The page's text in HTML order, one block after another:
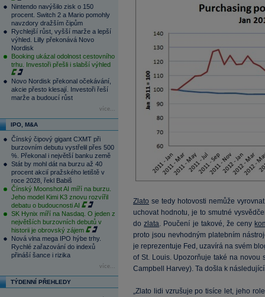
Nintendo navýšilo zisk o 150
procent. Switch 2 a Mario pomohly
navzdory dražším čipům
Rychlejší růst, vyšší marže a lepší
výhled. Lilly překonává Novo
Nordisk
Booking ukázal odolnost cestovního
trhu. Investoři přešli i slabší výhled
Novo Nordisk překonal očekávání,
akcie přesto klesají. Investoři řeší
marže a budoucí růst
více...
IPO, M&A
Čínský čipový gigant CXMT při
burzovním debutu vystřelil přes 500
%. Překonal i největší banku země
Stát by mohl dát na burzu až 40
procent akcií pražského letiště v
roce 2028, řekl Babiš
Čínský Moonshot AI míří na burzu.
Jeho model Kimi K3 znovu rozvířil
debatu o budoucnosti AI
SK Hynix míří na Nasdaq. O jeden z
největších burzovních debutů v
historii je obrovský zájem
Nová vlna mega IPO hýbe trhy.
Rychlé zařazování do indexů
přináší šance i rizika
více...
TÝDENNÍ PŘEHLEDY
Zlato se tedy hotovosti nemůže
uchovat hodnotu, je to smutné
dozlata. Poučení je takové, že ceny
proto jsou nevhodným platebním
je reprezentuje Fed, uzavírá na svém
of St. Louis. Upozorňuje také na novou
Campbell Harvey). Ta došla k
„Zlato lidi vzrušuje po tisíce let, jeho